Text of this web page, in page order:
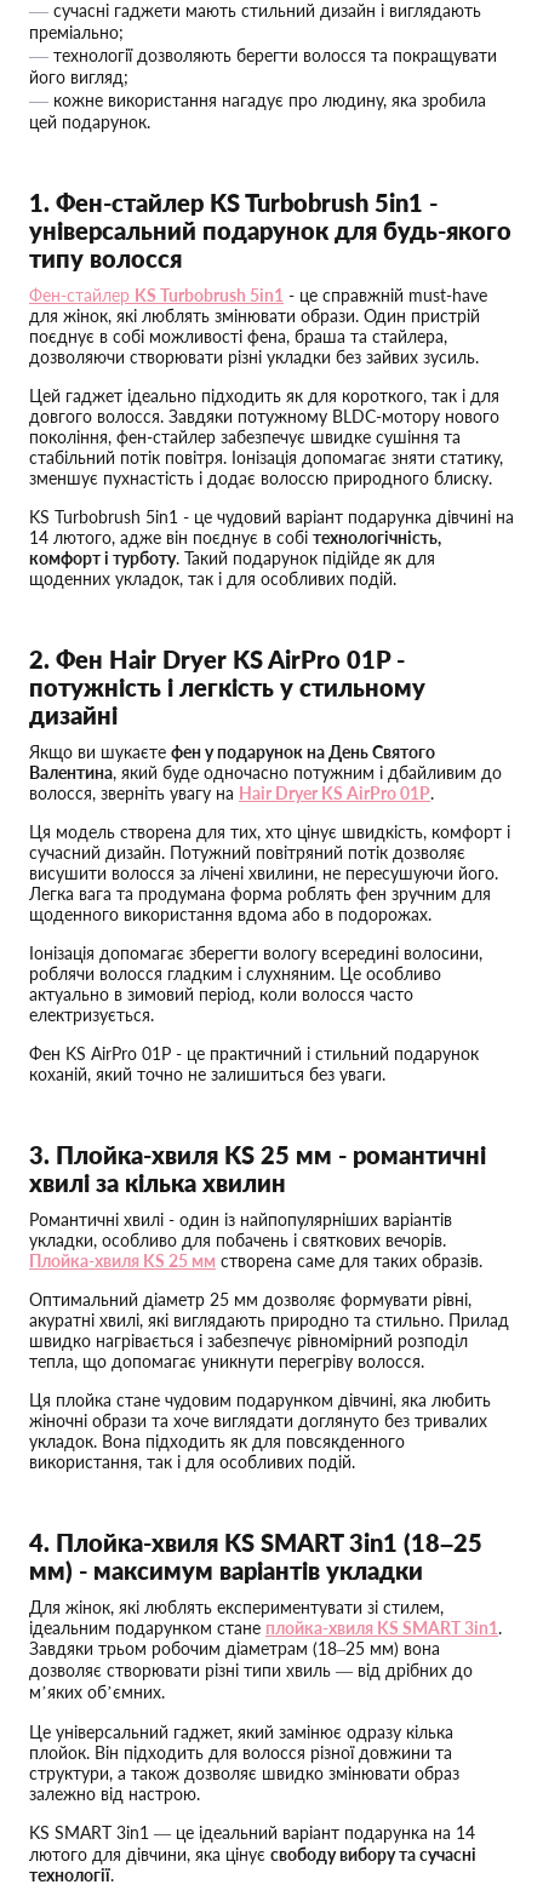
сучасні гаджети мають стильний дизайн і виглядають
преміально;
технології дозволяють берегти волосся та покращувати
його вигляд;
кожне використання нагадує про людину, яка зробила
цей подарунок.
1. Фен-стайлер KS Turbobrush 5in1 -
універсальний подарунок для будь-якого
типу волосся
Фен-стайлер KS Turbobrush 5in1 - це справжній must-have
для жінок, які люблять змінювати образи. Один пристрій
поєднує в собі можливості фена, браша та стайлера,
дозволяючи створювати різні укладки без зайвих зусиль.
Цей гаджет ідеально підходить як для короткого, так і для
довгого волосся. Завдяки потужному BLDC-мотору нового
покоління, фен-стайлер забезпечує швидке сушіння та
стабільний потік повітря. Іонізація допомагає зняти статику,
зменшує пухнастість і додає волоссю природного блиску.
KS Turbobrush 5in1 - це чудовий варіант подарунка дівчині на
14 лютого, адже він поєднує в собі технологічність,
комфорт і турботу. Такий подарунок підійде як для
щоденних укладок, так і для особливих подій.
2. Фен Hair Dryer KS AirPro 01P -
потужність і легкість у стильному
дизайні
Якщо ви шукаєте фен у подарунок на День Святого
Валентина, який буде одночасно потужним і дбайливим до
волосся, зверніть увагу на Hair Dryer KS AirPro 01P.
Ця модель створена для тих, хто цінує швидкість, комфорт і
сучасний дизайн. Потужний повітряний потік дозволяє
висушити волосся за лічені хвилини, не пересушуючи його.
Легка вага та продумана форма роблять фен зручним для
щоденного використання вдома або в подорожах.
Іонізація допомагає зберегти вологу всередині волосини,
роблячи волосся гладким і слухняним. Це особливо
актуально в зимовий період, коли волосся часто
електризується.
Фен KS AirPro 01P - це практичний і стильний подарунок
коханій, який точно не залишиться без уваги.
3. Плойка-хвиля KS 25 мм - романтичні
хвилі за кілька хвилин
Романтичні хвилі - один із найпопулярніших варіантів
укладки, особливо для побачень і святкових вечорів.
Плойка-хвиля KS 25 мм створена саме для таких образів.
Оптимальний діаметр 25 мм дозволяє формувати рівні,
акуратні хвилі, які виглядають природно та стильно. Прилад
швидко нагрівається і забезпечує рівномірний розподіл
тепла, що допомагає уникнути перегріву волосся.
Ця плойка стане чудовим подарунком дівчині, яка любить
жіночні образи та хоче виглядати доглянуто без тривалих
укладок. Вона підходить як для повсякденного
використання, так і для особливих подій.
4. Плойка-хвиля KS SMART 3in1 (18–25
мм) - максимум варіантів укладки
Для жінок, які люблять експериментувати зі стилем,
ідеальним подарунком стане плойка-хвиля KS SMART 3in1.
Завдяки трьом робочим діаметрам (18–25 мм) вона
дозволяє створювати різні типи хвиль — від дрібних до
м’яких об’ємних.
Це універсальний гаджет, який замінює одразу кілька
плойок. Він підходить для волосся різної довжини та
структури, а також дозволяє швидко змінювати образ
залежно від настрою.
KS SMART 3in1 — це ідеальний варіант подарунка на 14
лютого для дівчини, яка цінує свободу вибору та сучасні
технології.